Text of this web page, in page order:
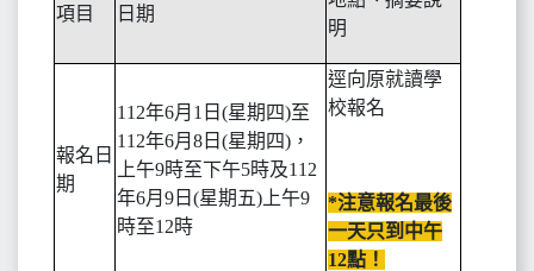
項目 日期
明
報名日
期
112年6月1日(星期四)至
112年6月8日(星期四)，
上午9時至下午5時及112
年6月9日(星期五)上午9
時至12時
逕向原就讀學
校報名
*注意報名最後
一天只到中午
12點！